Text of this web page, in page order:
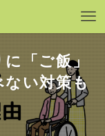
に「ご飯」
ない対策も